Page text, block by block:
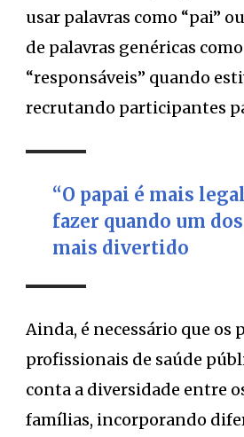
usar palavras como “pai”
de palavras genéricas
“responsáveis” quando
recrutando participantes
“O papai é mais
fazer quando um
mais divertido
Ainda, é necessário que os
profissionais de saúde
conta a diversidade entre
famílias, incorporando